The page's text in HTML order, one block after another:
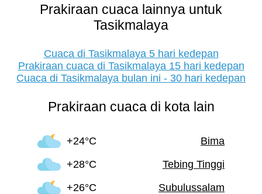
Prakiraan cuaca lainnya untuk
Tasikmalaya
Cuaca di Tasikmalaya 5 hari kedepan
Prakiraan cuaca di Tasikmalaya 15 hari kedepan
Cuaca di Tasikmalaya bulan ini - 30 hari kedepan
Prakiraan cuaca di kota lain
+24°C
Bima
+28°C
Tebing Tinggi
+26°C
Subulussalam